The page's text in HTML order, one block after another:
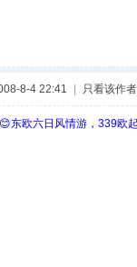
8-4 22:41 只看该作者
东欧六日风情游，339欧